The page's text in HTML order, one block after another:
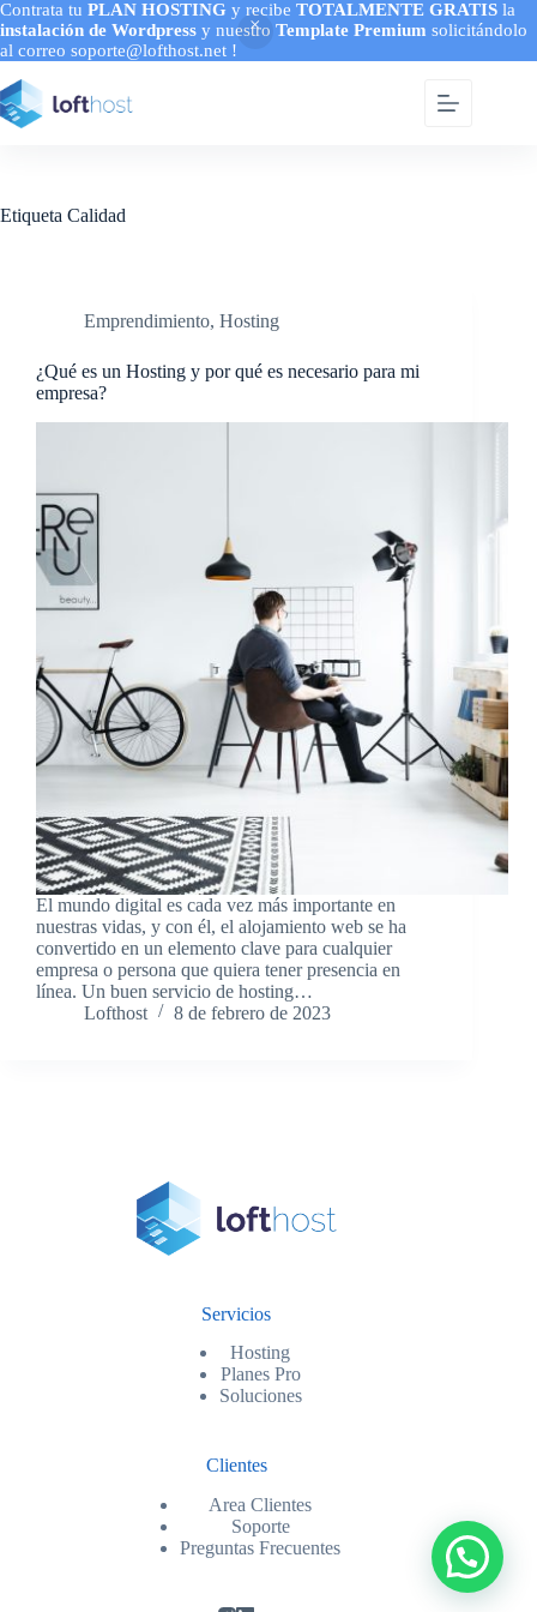
Contrata tu PLAN HOSTING y recibe TOTALMENTE GRATIS la
instalación de Wordpress y nuestro Template Premium solicitándolo
al correo soporte@lofthost.net !
al
contenido
Etiqueta Calidad
Emprendimiento, Hosting
¿Qué es un Hosting y por qué es necesario para mi
empresa?
El mundo digital es cada vez más importante en
nuestras vidas, y con él, el alojamiento web se ha
convertido en un elemento clave para cualquier
empresa o persona que quiera tener presencia en
línea. Un buen servicio de hosting…
Lofthost
8 de febrero de 2023
Servicios
Hosting
Planes Pro
Soluciones
Clientes
Area Clientes
Soporte
Preguntas Frecuentes